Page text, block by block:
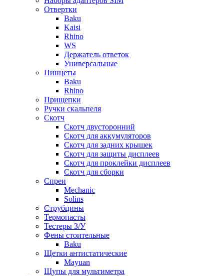
Отвертки
Baku
Kaisi
Rhino
WS
Держатель ответок
Универсальные
Пинцеты
Baku
Rhino
Прищепки
Ручки скальпеля
Скотч
Скотч двусторонний
Скотч для аккумуляторов
Скотч для задних крышек
Скотч для защиты дисплеев
Скотч для проклейки дисплеев
Скотч для сборки
Спреи
Mechanic
Solins
Струбцины
Термопасты
Тестеры З/У
Фены стоительные
Baku
Щетки антистатические
Mayuan
Щупы для мультиметра